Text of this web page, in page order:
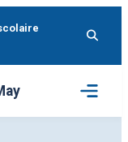
Ouvrir
le
menu